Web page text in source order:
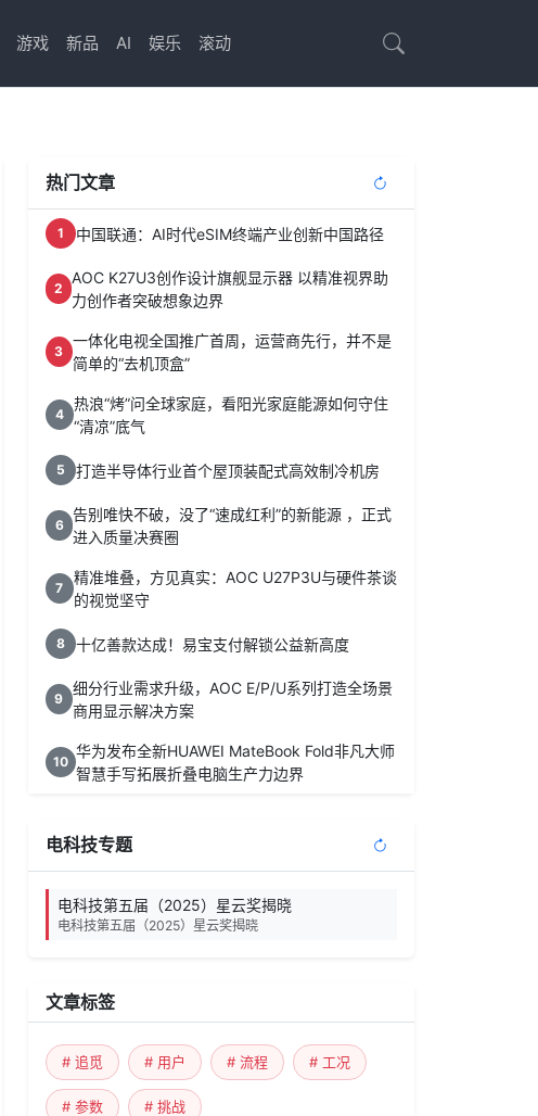
游戏 新品 AI 娱乐 滚动
热门文章
1 中国联通：AI时代eSIM终端产业创新中国路径
2
AOC K27U3创作设计旗舰显示器 以精准视界助
力创作者突破想象边界
3
一体化电视全国推广首周，运营商先行，并不是
简单的“去机顶盒”
4
热浪“烤”问全球家庭，看阳光家庭能源如何守住
“清凉”底气
5 打造半导体行业首个屋顶装配式高效制冷机房
6
告别唯快不破，没了“速成红利”的新能源 ，正式
进入质量决赛圈
7
精准堆叠，方见真实：AOC U27P3U与硬件茶谈
的视觉坚守
8 十亿善款达成！易宝支付解锁公益新高度
9
细分行业需求升级，AOC E/P/U系列打造全场景
商用显示解决方案
10
华为发布全新HUAWEI MateBook Fold非凡大师
智慧手写拓展折叠电脑生产力边界
电科技专题
电科技第五届（2025）星云奖揭晓
电科技第五届（2025）星云奖揭晓
文章标签
# 追觅 # 用户 # 流程 # 工况
# 参数 # 挑战